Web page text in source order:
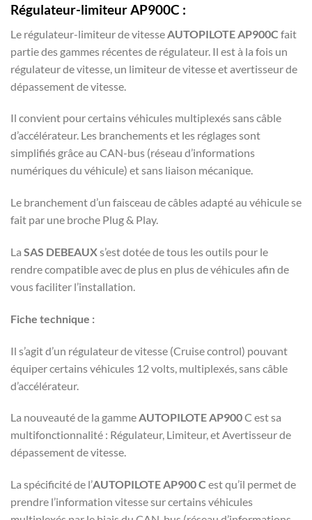
Régulateur-limiteur AP900C :
Le régulateur-limiteur de vitesse AUTOPILOTE AP900C fait
partie des gammes récentes de régulateur. Il est à la fois un
régulateur de vitesse, un limiteur de vitesse et avertisseur de
dépassement de vitesse.
Il convient pour certains véhicules multiplexés sans câble
d’accélérateur. Les branchements et les réglages sont
simplifiés grâce au CAN-bus (réseau d’informations
numériques du véhicule) et sans liaison mécanique.
Le branchement d’un faisceau de câbles adapté au véhicule se
fait par une broche Plug & Play.
La SAS DEBEAUXs’est dotée de tous les outils pour le
rendre compatible avec de plus en plus de véhicules afin de
vous faciliter l’installation.
Fiche technique :
Il s’agit d’un régulateur de vitesse (Cruise control) pouvant
équiper certains véhicules 12 volts, multiplexés, sans câble
d’accélérateur.
La nouveauté de la gammeAUTOPILOTE AP900C est sa
multifonctionnalité : Régulateur, Limiteur, et Avertisseur de
dépassement de vitesse.
La spécificité de l’AUTOPILOTE AP900 C est qu’il permet de
prendre l’information vitesse sur certains véhicules